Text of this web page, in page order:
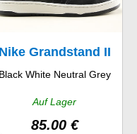
Nike Grandstand II
Black White Neutral Grey
Auf Lager
85.00 €